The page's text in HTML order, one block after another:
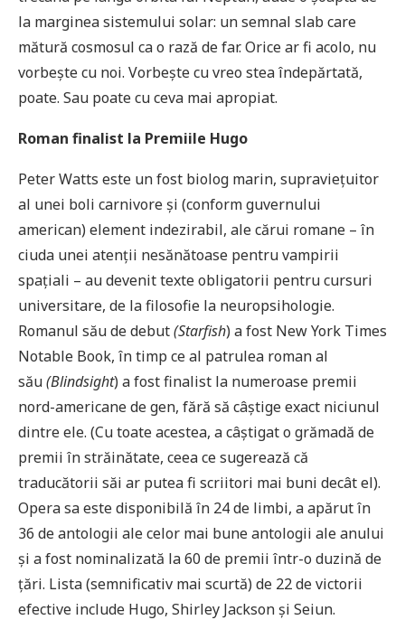
la marginea sistemului solar: un semnal slab care
mătură cosmosul ca o rază de far. Orice ar fi acolo, nu
vorbește cu noi. Vorbește cu vreo stea îndepărtată,
poate. Sau poate cu ceva mai apropiat.
Roman finalist la Premiile Hugo
Peter Watts este un fost biolog marin, supraviețuitor
al unei boli carnivore și (conform guvernului
american) element indezirabil, ale cărui romane – în
ciuda unei atenții nesănătoase pentru vampirii
spațiali – au devenit texte obligatorii pentru cursuri
universitare, de la filosofie la neuropsihologie.
Romanul său de debut(Starfish) a fost New York Times
Notable Book, în timp ce al patrulea roman al
său(Blindsight) a fost finalist la numeroase premii
nord-americane de gen, fără să câștige exact niciunul
dintre ele. (Cu toate acestea, a câștigat o grămadă de
premii în străinătate, ceea ce sugerează că
traducătorii săi ar putea fi scriitori mai buni decât el).
Opera sa este disponibilă în 24 de limbi, a apărut în
36 de antologii ale celor mai bune antologii ale anului
și a fost nominalizată la 60 de premii într-o duzină de
țări. Lista (semnificativ mai scurtă) de 22 de victorii
efective include Hugo, Shirley Jackson și Seiun.